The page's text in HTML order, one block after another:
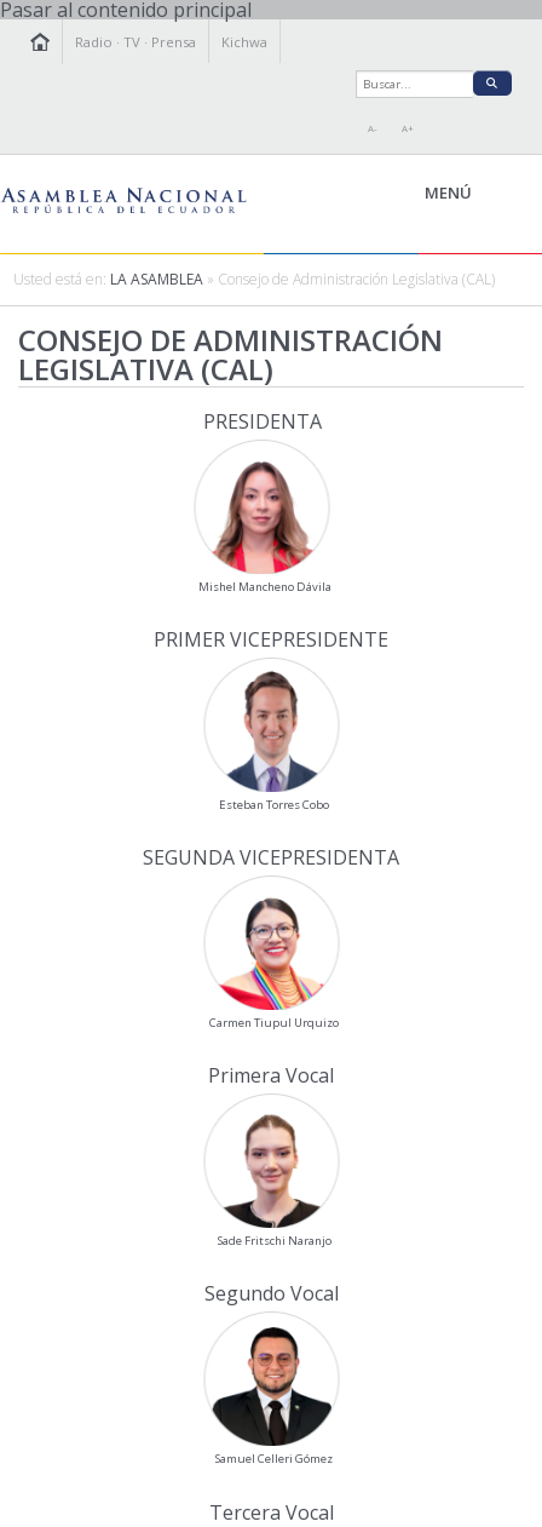
Pasar al contenido principal
Radio ·TV · Prensa Kichwa
A- A+
MENÚ
LA ASAMBLEA
LEGISLAMOS
FISCALIZAMOS
Usted está en: LA ASAMBLEA » Consejo de Administración Legislativa (CAL)
CONSEJO DE ADMINISTRACIÓN
LEGISLATIVA (CAL)
PRESIDENTA
Mishel Mancheno Dávila
PRIMER VICEPRESIDENTE
Esteban Torres Cobo
SEGUNDA VICEPRESIDENTA
Carmen Tiupul Urquizo
Primera Vocal
Sade Fritschi Naranjo
Segundo Vocal
Samuel Celleri Gómez
Tercera Vocal